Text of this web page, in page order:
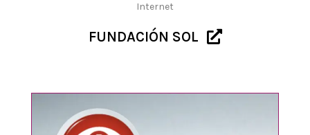
Internet
FUNDACIÓN SOL